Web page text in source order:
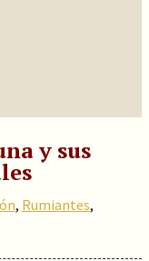
y sus
, Rumiantes,